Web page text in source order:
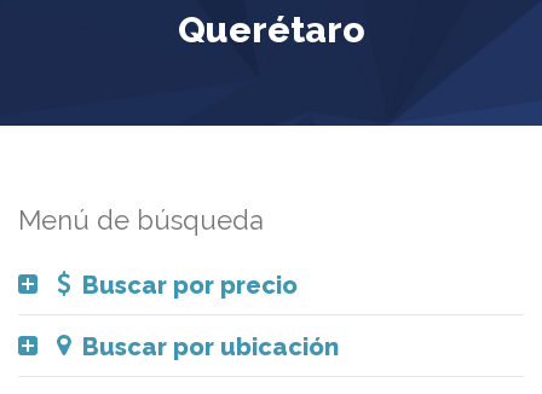
Querétaro
Menú de búsqueda
Buscar por precio
Buscar por ubicación